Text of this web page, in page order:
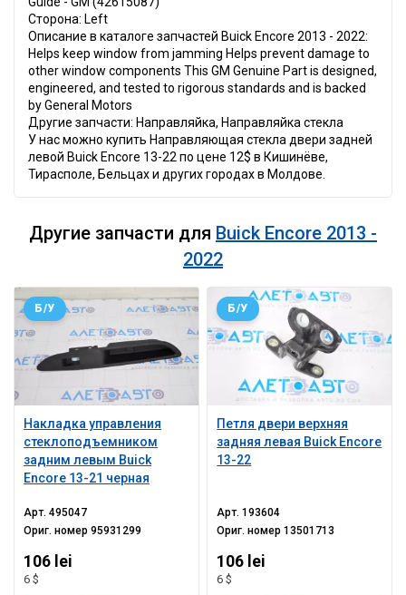
Сторона: Left
Описание в каталоге запчастей Buick Encore 2013 - 2022:
Helps keep window from jamming Helps prevent damage to
other window components This GM Genuine Part is designed,
engineered, and tested to rigorous standards and is backed
by General Motors
Другие запчасти: Направляйка, Направляйка стекла
У нас можно купить Направляющая стекла двери задней
левой Buick Encore 13-22 по цене 12$ в Кишинёве,
Тирасполе, Бельцах и других городах в Молдове.
Другие запчасти для Buick Encore 2013 -
2022
Накладка управления
стеклоподъемником
задним левым Buick
Encore 13-21 черная
Б/У
Арт.495047
Ориг. номер95931299
106 lei
6 $
Петля двери верхняя
задняя левая Buick Encore
13-22
Б/У
Арт.193604
Ориг. номер13501713
106 lei
6 $